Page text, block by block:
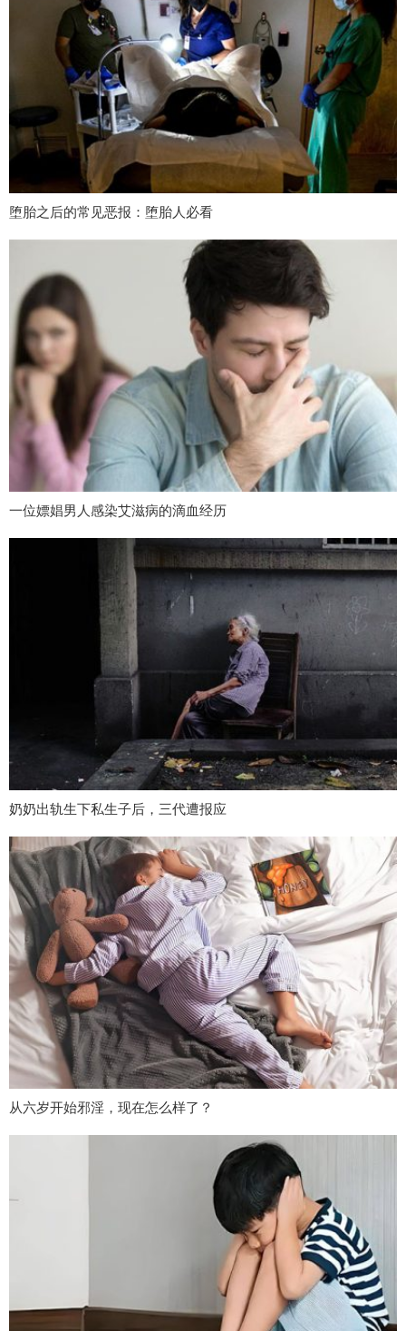
堕胎之后的常见恶报：堕胎人必看
一位嫖娼男人感染艾滋病的滴血经历
奶奶出轨生下私生子后，三代遭报应
从六岁开始邪淫，现在怎么样了？